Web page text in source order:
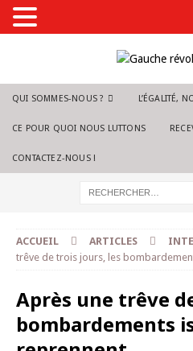
QUI SOMMES-NOUS ? L’ÉGALITÉ,
CE POUR QUOI NOUS LUTTONS
CONTACTEZ-NOUS !
ACCUEIL ARTICLES
trêve de trois jours, les
Après une trêve
bombardements